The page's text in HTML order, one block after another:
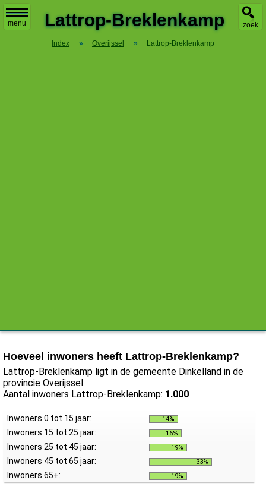
menu zoek
Lattrop-Breklenkamp
Index » Overijssel » Lattrop-Breklenkamp
Hoeveel inwoners heeft Lattrop-Breklenkamp?
Lattrop-Breklenkamp ligt in de gemeente Dinkelland in de
provincie Overijssel.
Aantal inwoners Lattrop-Breklenkamp: 1.000
Inwoners 0 tot 15 jaar: 14%
Inwoners 15 tot 25 jaar: 16%
Inwoners 25 tot 45 jaar: 19%
Inwoners 45 tot 65 jaar: 33%
Inwoners 65+: 19%